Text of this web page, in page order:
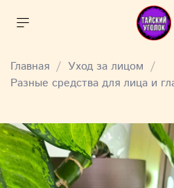
Главная
Уход за лицом
Разные средства для лица и